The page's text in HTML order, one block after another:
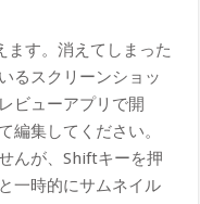
ます。消えてしまった
るスクリーンショッ
ビューアプリで開
編集してください。
んが、Shiftキーを押
一時的にサムネイル